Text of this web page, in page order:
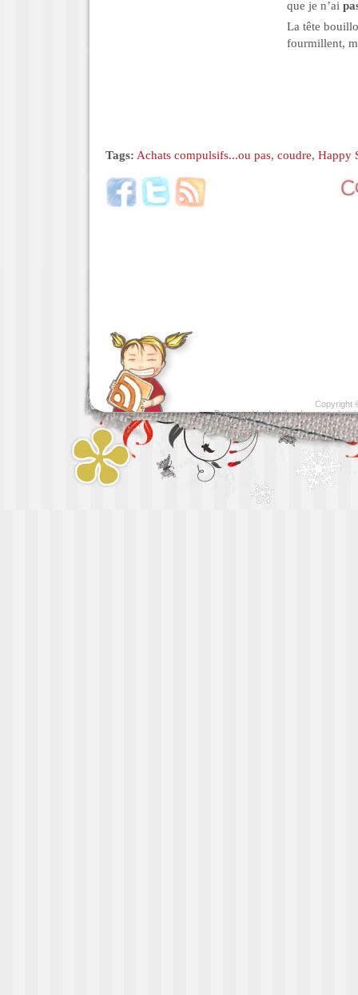
que je n’ai
La tête
fourmillent,
Tags: Achats compulsifs...ou pas, coudre, Happy
Copyright
Presented byLeather luggage